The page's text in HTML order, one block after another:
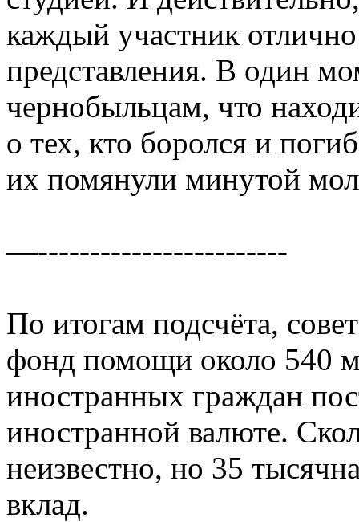
каждый участник
представления. В один
чернобыльцам, что
о тех, кто боролся и
их помянули минутой
—------------------------
По итогам подсчёта,
фонд помощи около 540
иностранных граждан
иностранной валюте.
неизвестно, но 35
вклад.